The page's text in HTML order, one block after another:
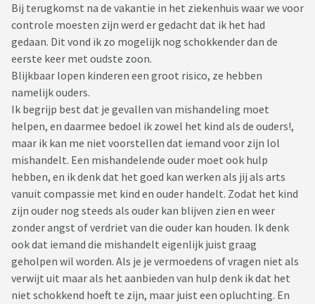
Bij terugkomst na de vakantie in het ziekenhuis waar we voor
controle moesten zijn werd er gedacht dat ik het had
gedaan. Dit vond ik zo mogelijk nog schokkender dan de
eerste keer met oudste zoon.
Blijkbaar lopen kinderen een groot risico, ze hebben
namelijk ouders.
Ik begrijp best dat je gevallen van mishandeling moet
helpen, en daarmee bedoel ik zowel het kind als de ouders!,
maar ik kan me niet voorstellen dat iemand voor zijn lol
mishandelt. Een mishandelende ouder moet ook hulp
hebben, en ik denk dat het goed kan werken als jij als arts
vanuit compassie met kind en ouder handelt. Zodat het kind
zijn ouder nog steeds als ouder kan blijven zien en weer
zonder angst of verdriet van die ouder kan houden. Ik denk
ook dat iemand die mishandelt eigenlijk juist graag
geholpen wil worden. Als je je vermoedens of vragen niet als
verwijt uit maar als het aanbieden van hulp denk ik dat het
niet schokkend hoeft te zijn, maar juist een opluchting. En